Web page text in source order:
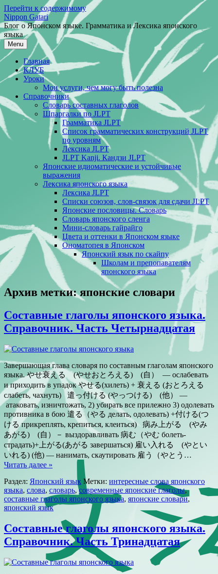
Перейти к содержимому
Nippon Gatari
Блог о Японском языке. Грамматика и Лексика японского
языка
Menu
Главная
КЛУБ
Уроки
Мои услуги, чем могу быть полезна
Справочники
Словарь составных глаголов
Шпаргалки по JLPT
Грамматика JLPT
Список грамматических конструкций JLPT
по уровням
Лексика JLPT
JLPT Kanji. Кандзи JLPT
Японские идиоматические и устойчивые
выражения
Лексика японского языка
Лексика JLPT
Списки союзов, слов-связок для сдачи JLPT
Японские пословицы. Словарь
Словарь японского сленга
Мини-словарь гайрайго
Цвета и оттенки в Японском языке
Ономатопея в Японском
Японский язык по скайпу
Школам и препопавателям
японского языка
Архив метки:японские словари
Составные глаголы японского языка.
Справочник. Часть Четырнадцатая
Завершающая глава словаря по составным глаголам японского
языка. やせ衰える (やせおとろえる) (自） — ослабевать
и приходить в упадок やせる(хилеть) + 衰える (おとろえる
слабеть, чахнуть) 遣っ付ける (やっつける) (他） —
атаковать, изничтожать, 2) убирать все прилежно 3) одолевать
противника в бою 遣る（やる делать, одолевать) +付ける(つ
ける прикреплять, крепиться, клеиться) 病み上がる (やみ
あがる) (自）－ выздоравливать 病む（やむ болеть-
страдать)+上がる(あがる завершаться) 雇い入れる (やとい
いれる) (他) — нанимать, скаутировать 雇う（やとう…
Читать далее »
Раздел: Японский язык Метки: интересные слова японского
языка, слова, словарь,современные японские глаголы,
составные глаголы японского языка, японские словари,
японский язык
Составные глаголы японского языка.
Справочник. Часть Тринадцатая